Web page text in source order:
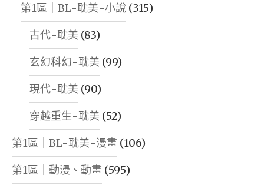
第1區｜BL-耽美-小說 (315)
古代-耽美 (83)
玄幻科幻-耽美 (99)
現代-耽美 (90)
穿越重生-耽美 (52)
第1區｜BL-耽美-漫畫 (106)
第1區｜動漫、動畫 (595)